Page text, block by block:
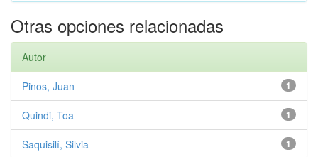
Otras opciones relacionadas
Autor
1
Pinos, Juan
1
Quindi, Toa
1
Saquisilí, Silvia